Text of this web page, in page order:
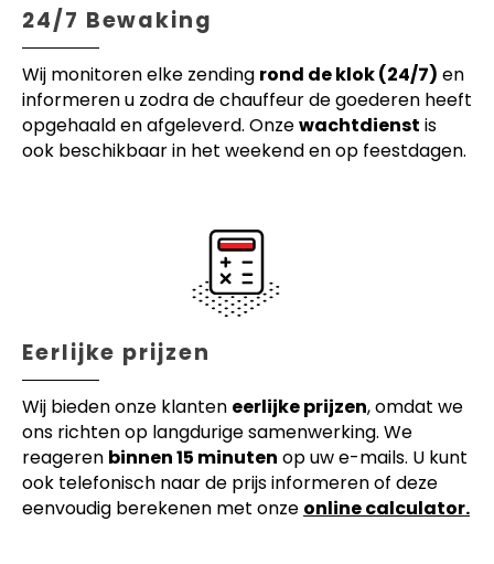
24/7 Bewaking
Wij monitoren elke zending rond de klok (24/7) en
informeren u zodra de chauffeur de goederen heeft
opgehaald en afgeleverd. Onzewachtdienst is
ook beschikbaar in het weekend en op feestdagen.
Eerlijke prijzen
Wij bieden onze klanten eerlijke prijzen, omdat we
ons richten op langdurige samenwerking. We
reageren binnen 15 minuten op uw e-mails. U kunt
ook telefonisch naar de prijs informeren of deze
eenvoudig berekenen met onze online calculator.